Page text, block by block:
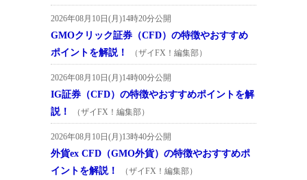
2026年08月10日(月)14時20分公開
GMOクリック証券（CFD）の特徴やおすすめ
ポイントを解説！
（ザイFX！編集部）
2026年08月10日(月)14時00分公開
IG証券（CFD）の特徴やおすすめポイントを解
説！
（ザイFX！編集部）
2026年08月10日(月)13時40分公開
外貨ex CFD（GMO外貨）の特徴やおすすめポ
イントを解説！
（ザイFX！編集部）